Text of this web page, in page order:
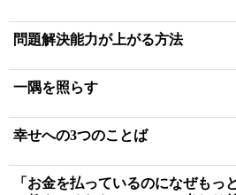
問題解決能力が上がる方法
一隅を照らす
幸せへの3つのことば
「お金を払っているのになぜもっ